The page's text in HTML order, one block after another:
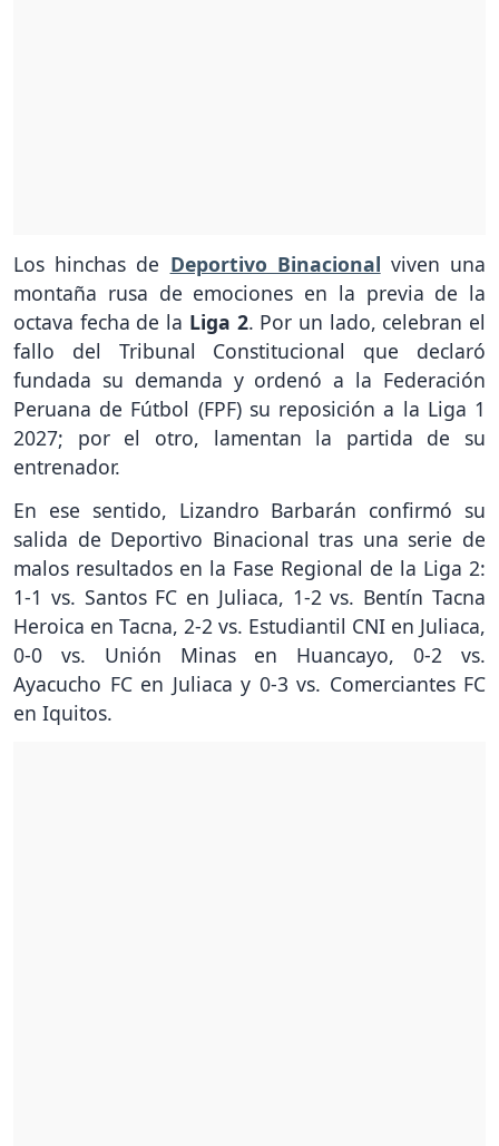
Los hinchas de Deportivo Binacional viven una
montaña rusa de emociones en la previa de la
octava fecha de la Liga 2. Por un lado, celebran el
fallo del Tribunal Constitucional que declaró
fundada su demanda y ordenó a la Federación
Peruana de Fútbol (FPF) su reposición a la Liga 1
2027; por el otro, lamentan la partida de su
entrenador.
En ese sentido, Lizandro Barbarán confirmó su
salida de Deportivo Binacional tras una serie de
malos resultados en la Fase Regional de la Liga 2:
1-1 vs. Santos FC en Juliaca, 1-2 vs. Bentín Tacna
Heroica en Tacna, 2-2 vs. Estudiantil CNI en Juliaca,
0-0 vs. Unión Minas en Huancayo, 0-2 vs.
Ayacucho FC en Juliaca y 0-3 vs. Comerciantes FC
en Iquitos.